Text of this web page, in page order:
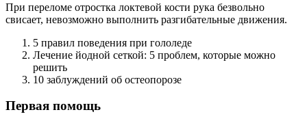
При переломе отростка локтевой кости рука безвольно
свисает, невозможно выполнить разгибательные движения.
5 правил поведения при гололеде
Лечение йодной сеткой: 5 проблем, которые можно
решить
10 заблуждений об остеопорозе
Первая помощь